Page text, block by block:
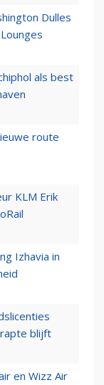
Dulles
als best
route
KLM Erik
Izhavia in
blijft
en Wizz Air